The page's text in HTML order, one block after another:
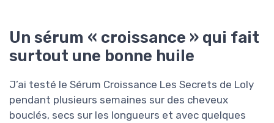
Un sérum « croissance » qui fait
surtout une bonne huile
J’ai testé le Sérum Croissance Les Secrets de Loly
pendant plusieurs semaines sur des cheveux
bouclés, secs sur les longueurs et avec quelques